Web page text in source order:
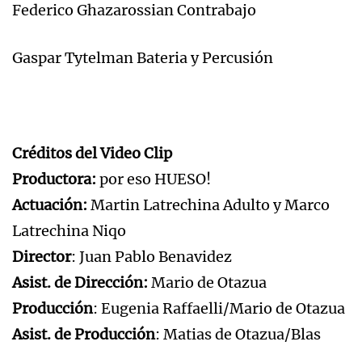
Federico Ghazarossian Contrabajo
Gaspar Tytelman Bateria y Percusión
Créditos del Video Clip
Productora: por eso HUESO!
Actuación: Martin Latrechina Adulto y Marco
Latrechina Niqo
Director: Juan Pablo Benavidez
Asist. de Dirección: Mario de Otazua
Producción: Eugenia Raffaelli/Mario de Otazua
Asist. de Producción: Matias de Otazua/Blas